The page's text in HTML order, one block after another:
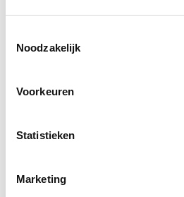
Noodzakelijk
Voorkeuren
Statistieken
Marketing